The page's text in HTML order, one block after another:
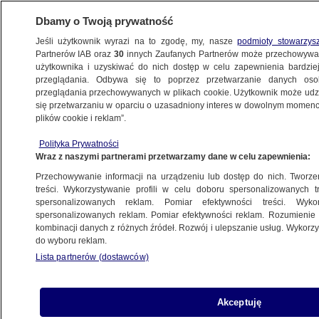
BIZNES
ZE ŚWIATA
Kolejny kraj wprowadza ograniczenia
26.08.2020, 19:21
Udostępnij
Dbamy o Twoją prywatność
Jeśli użytkownik wyrazi na to zgodę, my, naszepodmioty
Partnerów IAB oraz30 innych Zaufanych Partnerów może
użytkownika i uzyskiwać do nich dostęp w celu zapewnienia
przeglądania. Odbywa się to poprzez przetwarzanie danych
przeglądania przechowywanych w plikach cookie. Użytkownik może
się przetwarzaniu w oparciu o uzasadniony interes w dowolnym
plików cookie i reklam”.
Polityka Prywatności
Wraz z naszymi partnerami przetwarzamy dane w celu zapewnienia:
Przechowywanie informacji na urządzeniu lub dostęp do nich.
treści. Wykorzystywanie profili w celu doboru spersonalizowanych
spersonalizowanych reklam. Pomiar efektywności treści.
spersonalizowanych reklam. Pomiar efektywności reklam.
kombinacji danych z różnych źródeł. Rozwój i ulepszanie usług.
do wyboru reklam.
Lista partnerów (dostawców)
Akceptuję